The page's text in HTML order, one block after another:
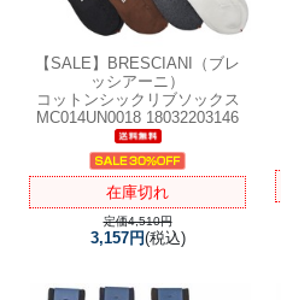
【SALE】
BRESCIANI（ブレ
ッシアーニ）
コットンシックリブソックス
MC014UN0018 18032203146
在庫切れ
定価4,510円
3,157円(税込)